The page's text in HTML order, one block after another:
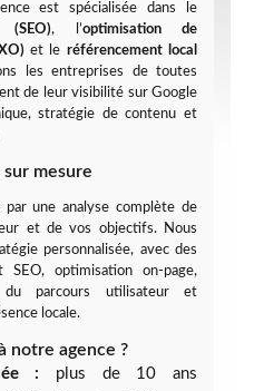
est spécialisée dans le
, l’optimisation de
et le référencement local
les entreprises de toutes
de leur visibilité sur Google
stratégie de contenu et
mesure
par une analyse complète de
et de vos objectifs. Nous
personnalisée, avec des
optimisation on-page,
du parcours utilisateur et
locale.
notre agence ?
: plus de 10 ans